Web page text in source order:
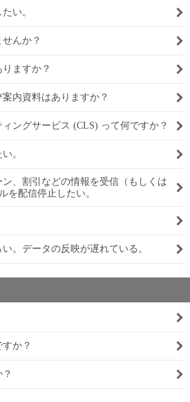
い。
んか？
ますか？
内資料はありますか？
ングサービス (CLS) って何ですか？
。
、割引などの情報を受信（もしくは
を配信停止したい。
。データの反映が遅れている。
か？